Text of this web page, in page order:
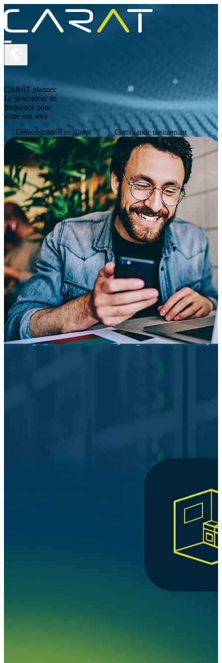
PRODUITS
ACADEMY
SUPPORT
A PROPOS DE CARAT
CONTACT
CARAT planner
Le générateur de
fréquence pour
votre site web
Démonstration en direct
Commande maintenant